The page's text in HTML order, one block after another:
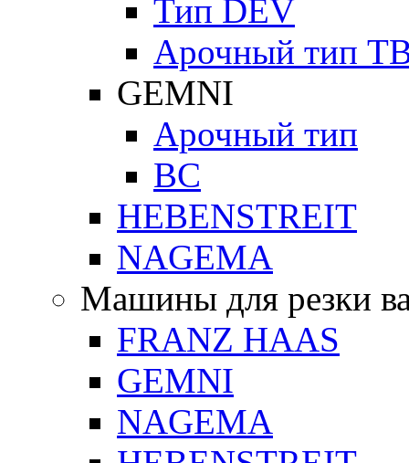
Тип DEV
Арочный тип
GEMNI
Арочный тип
ВС
HEBENSTREIT
NAGEMA
Машины для резки
FRANZ HAAS
GEMNI
NAGEMA